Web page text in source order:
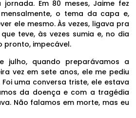
Em 80 meses, Jaime fez
o tema da capa e,
ele mesmo. Às vezes, ligava pra
teve, às vezes sumia e, no dia
pronto, impecável.
julho, quando preparávamos a
vez em sete anos, ele me pediu
uma conversa triste, ele estava
da doença e com a tragédia
Não falamos em morte, mas eu